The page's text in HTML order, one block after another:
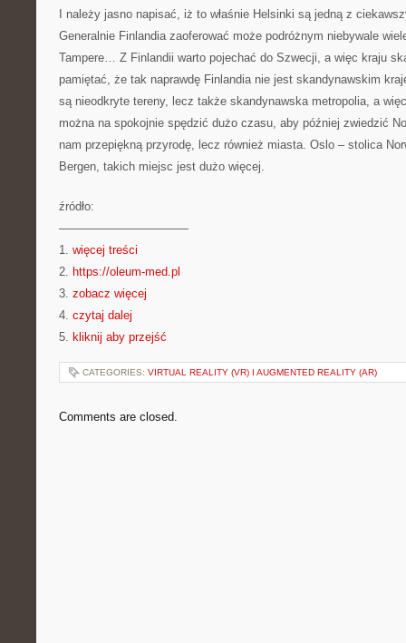
I należy jasno napisać, iż to właśnie Helsinki są jedną z
Generalnie Finlandia zaoferować może podróżnym niebywale
Tampere… Z Finlandii warto pojechać do Szwecji, a więc kraju
pamiętać, że tak naprawdę Finlandia nie jest skandynawskim
są nieodkryte tereny, lecz także skandynawska metropolia, a
można na spokojnie spędzić dużo czasu, aby później zwiedzić
nam przepiękną przyrodę, lecz również miasta. Oslo – stolica
Bergen, takich miejsc jest dużo więcej.
źródło:
———————————
1. więcej treści
2. https://oleum-med.pl
3. zobacz więcej
4. czytaj dalej
5. kliknij aby przejść
CATEGORIES: VIRTUAL REALITY (VR) I AUGMENTED REALITY (AR)
Comments are closed.